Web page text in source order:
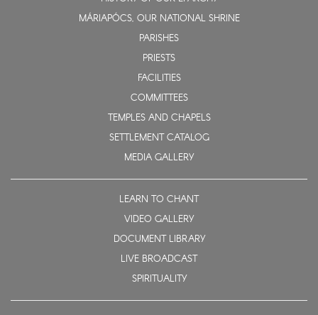
MÁRIAPÓCS, OUR NATIONAL SHRINE
PARISHES
PRIESTS
FACILITIES
COMMITTEES
TEMPLES AND CHAPELS
SETTLEMENT CATALOG
MEDIA GALLERY
LEARN TO CHANT
VIDEO GALLERY
DOCUMENT LIBRARY
LIVE BROADCAST
SPIRITUALITY